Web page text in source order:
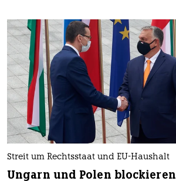
Streit um Rechtsstaat und EU-Haushalt
Ungarn und Polen blockieren